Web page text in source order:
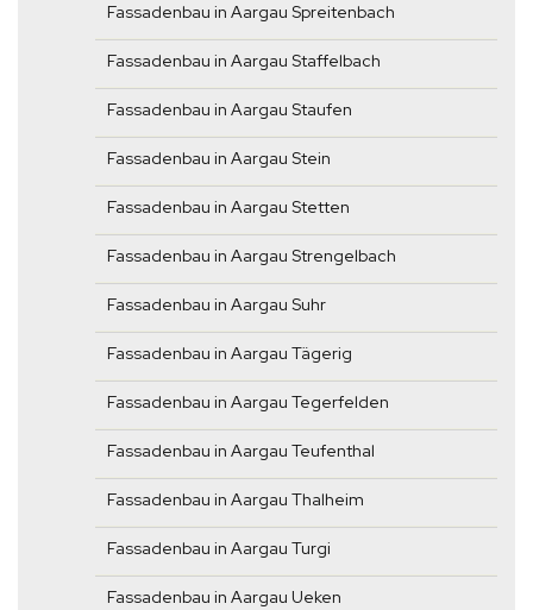
Fassadenbau in Aargau Spreitenbach
Fassadenbau in Aargau Staffelbach
Fassadenbau in Aargau Staufen
Fassadenbau in Aargau Stein
Fassadenbau in Aargau Stetten
Fassadenbau in Aargau Strengelbach
Fassadenbau in Aargau Suhr
Fassadenbau in Aargau Tägerig
Fassadenbau in Aargau Tegerfelden
Fassadenbau in Aargau Teufenthal
Fassadenbau in Aargau Thalheim
Fassadenbau in Aargau Turgi
Fassadenbau in Aargau Ueken